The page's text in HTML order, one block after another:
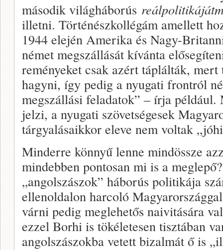
második világháborús reálpolitikáját
illetni. Történészkollégám amellett
1944 elején Amerika és Nagy-
német megszállását kívánta
reményeket csak azért táplálták,
hagyni, így pedig a nyugati frontról
megszállási feladatok” – írja például.
jelzi, a nyugati szövetségesek
tárgyalásaikkor eleve nem voltak
Minderre könnyű lenne mindössze
mindebben pontosan mi is a
„angolszászok” háborús politikája
ellenoldalon harcoló
várni pedig meglehetős naivitására
ezzel Borhi is tökéletesen tisztában
angolszászokba vetett bizalmát ő is